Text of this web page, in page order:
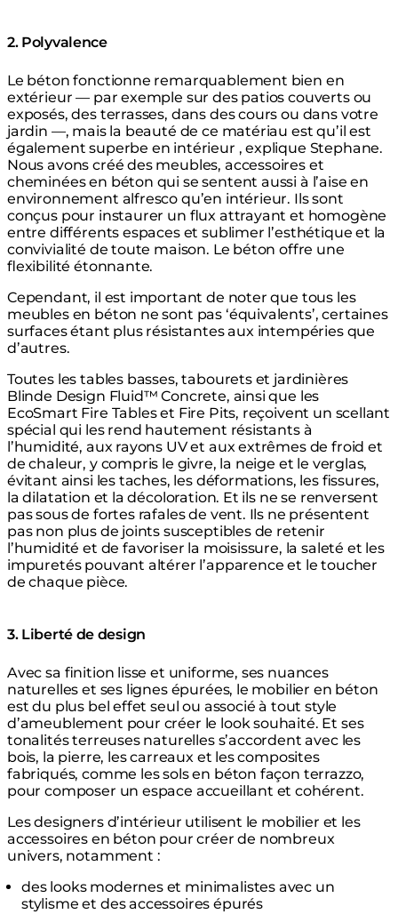
2. Polyvalence
Le béton fonctionne remarquablement bien en
extérieur — par exemple sur des patios couverts ou
exposés, des terrasses, dans des cours ou dans votre
jardin —, mais la beauté de ce matériau est qu’il est
également superbe en intérieur , explique Stephane.
Nous avons créé des meubles, accessoires et
cheminées en béton qui se sentent aussi à l’aise en
environnement alfresco qu’en intérieur. Ils sont
conçus pour instaurer un flux attrayant et homogène
entre différents espaces et sublimer l’esthétique et la
convivialité de toute maison. Le béton offre une
flexibilité étonnante.
Cependant, il est important de noter que tous les
meubles en béton ne sont pas ‘équivalents’, certaines
surfaces étant plus résistantes aux intempéries que
d’autres.
Toutes les tables basses, tabourets et jardinières
Blinde Design Fluid™ Concrete, ainsi que les
EcoSmart Fire Tables et Fire Pits, reçoivent un scellant
spécial qui les rend hautement résistants à
l’humidité, aux rayons UV et aux extrêmes de froid et
de chaleur, y compris le givre, la neige et le verglas,
évitant ainsi les taches, les déformations, les fissures,
la dilatation et la décoloration. Et ils ne se renversent
pas sous de fortes rafales de vent. Ils ne présentent
pas non plus de joints susceptibles de retenir
l’humidité et de favoriser la moisissure, la saleté et les
impuretés pouvant altérer l’apparence et le toucher
de chaque pièce.
3. Liberté de design
Avec sa finition lisse et uniforme, ses nuances
naturelles et ses lignes épurées, le mobilier en béton
est du plus bel effet seul ou associé à tout style
d’ameublement pour créer le look souhaité. Et ses
tonalités terreuses naturelles s’accordent avec les
bois, la pierre, les carreaux et les composites
fabriqués, comme les sols en béton façon terrazzo,
pour composer un espace accueillant et cohérent.
Les designers d’intérieur utilisent le mobilier et les
accessoires en béton pour créer de nombreux
univers, notamment :
des looks modernes et minimalistes avec un
stylisme et des accessoires épurés